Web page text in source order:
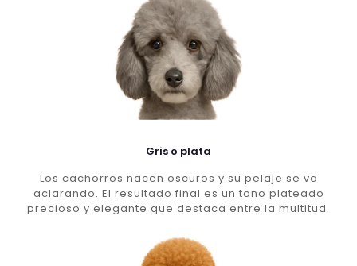
Gris o plata
Los cachorros nacen oscuros y su pelaje se va
aclarando. El resultado final es un tono plateado
precioso y elegante que destaca entre la multitud.